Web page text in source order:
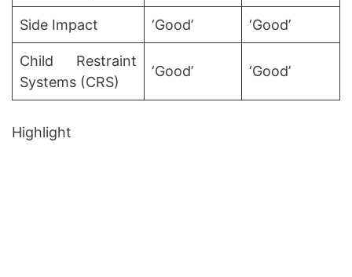
Side Impact ‘Good’ ‘Good’
Child Restraint
Systems (CRS)
‘Good’ ‘Good’
Highlight